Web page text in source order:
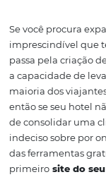
site do
Análise
Se você procura
imprescindível
passa pela
a capacidade de